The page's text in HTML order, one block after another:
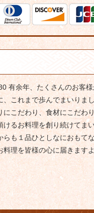
有余年、たくさんのお客
、これまで歩んでまいりま
にこだわり、食材にこだわ
けるお料理を創り続けてま
らも１品ひとしなにおもて
料理を皆様の心に届きます